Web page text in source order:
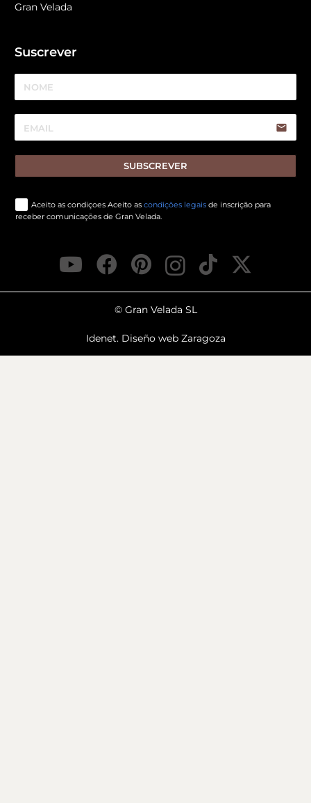
Gran Velada
Suscrever
email
SUBSCREVER
Aceito as condiçoes Aceito as condições legais de inscrição para
receber comunicações de Gran Velada.
© Gran Velada SL
Idenet. Diseño web Zaragoza